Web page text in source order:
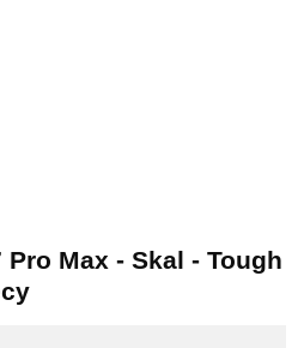
Max - Skal - Tough